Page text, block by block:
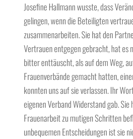
Josefine Hallmann wusste, dass
gelingen, wenn die Beteiligten
zusammenarbeiten. Sie hat den
Vertrauen entgegen gebracht, hat es
bitter enttäuscht, als auf dem Weg,
Frauenverbände gemacht hatten,
konnten uns auf sie verlassen. Ihr
eigenen Verband Widerstand gab. Sie
Frauenarbeit zu mutigen Schritten
unbequemen Entscheidungen ist sie